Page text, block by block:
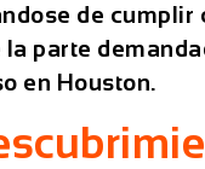
de cumplir
parte
en Houston.